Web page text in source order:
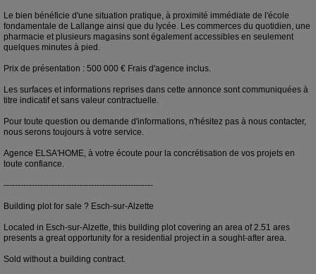
Le bien bénéficie d'une situation pratique, à proximité immédiate de l'école
fondamentale de Lallange ainsi que du lycée. Les commerces du quotidien, une
pharmacie et plusieurs magasins sont également accessibles en seulement
quelques minutes à pied.
Prix de présentation : 500 000 € Frais d'agence inclus.
Les surfaces et informations reprises dans cette annonce sont communiquées à
titre indicatif et sans valeur contractuelle.
Pour toute question ou demande d'informations, n'hésitez pas à nous contacter,
nous serons toujours à votre service.
Agence ELSA'HOME, à votre écoute pour la concrétisation de vos projets en
toute confiance.
-----------------------------------------------------
Building plot for sale ? Esch-sur-Alzette
Located in Esch-sur-Alzette, this building plot covering an area of 2.51 ares
presents a great opportunity for a residential project in a sought-after area.
Sold without a building contract.